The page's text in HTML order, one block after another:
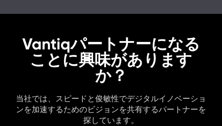
Vantiqパートナーになる
ことに興味があります
か？
当社では、スピードと俊敏性でデジタルイノベーショ
ンを加速するためのビジョンを共有するパートナーを
探しています。